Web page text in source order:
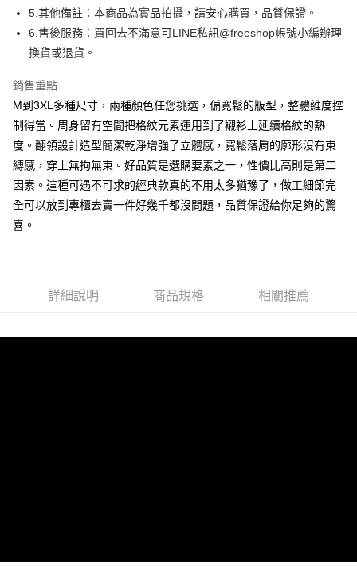
運送方式
付款後全家取貨
7-11取貨付款
每筆NT$80，滿NT$1,000(含以上)免運費
每筆NT$80，滿NT$1,000(含以上)免運費
外島郵寄
5.其他備註：本商品為實品拍攝，請安心購買，品質保證。
6.售後服務：買回去不滿意可LINE私訊@freeshop帳號小編辦理
換貨或退貨。
銷售重點
M到3XL多種尺寸，兩種顏色任您挑選，偏寬鬆的版型，整體維度控
制得當。周身留有空間把格紋元素運用到了襯衫上延續格紋的熱
度。翻領設計造型簡潔乾淨增強了立體感，寬鬆落肩的廓形沒有束
縛感，穿上無拘無束。好品質是選購要素之一，性價比高則是第二
因素。這種可遇不可求的經典款真的不用太多猶豫了，做工細節完
全可以放到專櫃去賣一件好幾千都沒問題，品質保證給你足夠的驚
喜。
詳細說明 商品規格 相關推薦